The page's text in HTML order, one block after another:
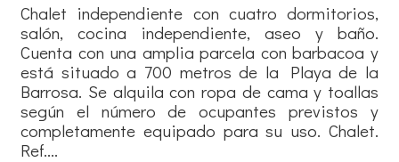
Chalet independiente con cuatro dormitorios,
salón, cocina independiente, aseo y baño.
Cuenta con una amplia parcela con barbacoa y
está situado a 700 metros de la Playa de la
Barrosa. Se alquila con ropa de cama y toallas
según el número de ocupantes previstos y
completamente equipado para su uso. Chalet.
Ref....